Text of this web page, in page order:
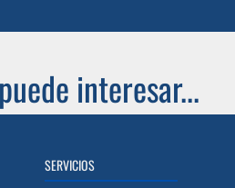
interesar...
SERVICIOS